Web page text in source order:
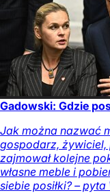
Gadowski: Gdzie
Jak można nazwać
gospodarz, żywiciel,
zajmował kolejne
własne meble i
siebie posiłki? –